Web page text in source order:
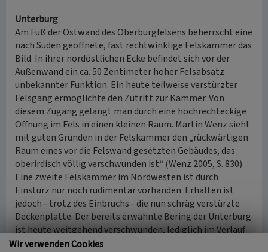
Unterburg
Am Fuß der Ostwand des Oberburgfelsens beherrscht eine
nach Süden geöffnete, fast rechtwinklige Felskammer das
Bild. In ihrer nordöstlichen Ecke befindet sich vor der
Außenwand ein ca. 50 Zentimeter hoher Felsabsatz
unbekannter Funktion. Ein heute teilweise verstürzter
Felsgang ermöglichte den Zutritt zur Kammer. Von
diesem Zugang gelangt man durch eine hochrechteckige
Öffnung im Fels in einen kleinen Raum. Martin Wenz sieht
mit guten Gründen in der Felskammer den „rückwärtigen
Raum eines vor die Felswand gesetzten Gebäudes, das
oberirdisch völlig verschwunden ist“ (Wenz 2005, S. 830).
Eine zweite Felskammer im Nordwesten ist durch
Einsturz nur noch rudimentär vorhanden. Erhalten ist
jedoch - trotz des Einbruchs - die nun schräg verstürzte
Deckenplatte. Der bereits erwähnte Bering der Unterburg
ist heute weitgehend verschwunden, lediglich im Verlauf
der Südmauer ist an zwei kürzeren Stellen aufgehendes
Wir verwenden Cookies